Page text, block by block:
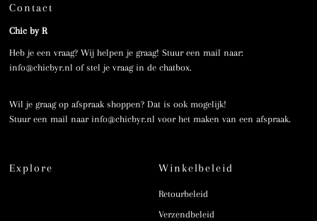
Contact
Chic by R
Heb je een vraag? Wij helpen je graag! Stuur een mail naar:
info@chicbyr.nl of stel je vraag in de chatbox.
Wil je graag op afspraak shoppen? Dat is ook mogelijk!
Stuur een mail naar info@chicbyr.nl voor het maken van een afspraak.
Explore Winkelbeleid
Retourbeleid
Verzendbeleid